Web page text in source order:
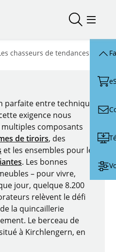
Ouvrir/
chasseurs de tendances de
entre technique,
exigence nous
composants
de tiroirs, des
et les ensembles pour les
. Les bonnes
– pour vivre,
jour, quelque 8.200
relèvent le défi
la quincaillerie
Le berceau de
à Kirchlengern, en